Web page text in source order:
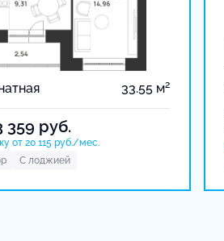
33.55 м2
359 руб.
от 20 115 руб./мес.
С лоджией